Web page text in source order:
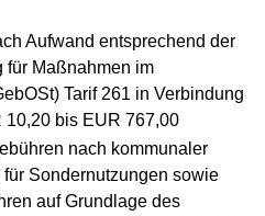
Aufwand entsprechend der
für Maßnahmen im
Tarif 261 in Verbindung
10,20 bis EUR 767,00
nach kommunaler
Sondernutzungen sowie
auf Grundlage des